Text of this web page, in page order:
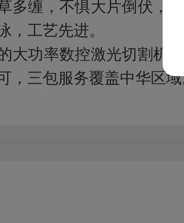
多缠，不惧大片倒伏，
，工艺先进。
大功率数控激光切割机
，三包服务覆盖中华区